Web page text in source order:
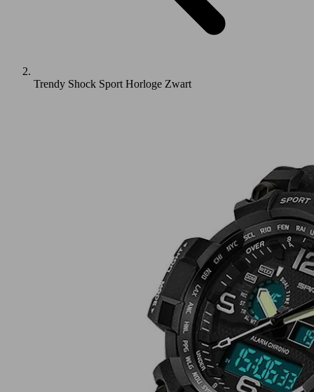
Trendy Shock Sport Horloge Zwart